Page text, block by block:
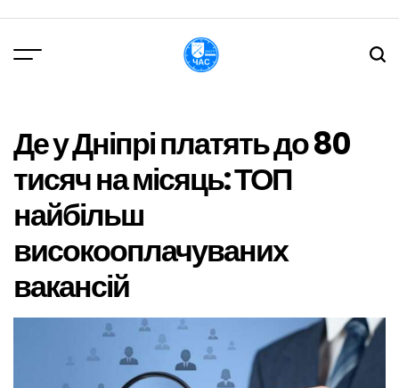
вмісту
Де у Дніпрі платять до 80
тисяч на місяць: ТОП
найбільш
високооплачуваних
вакансій